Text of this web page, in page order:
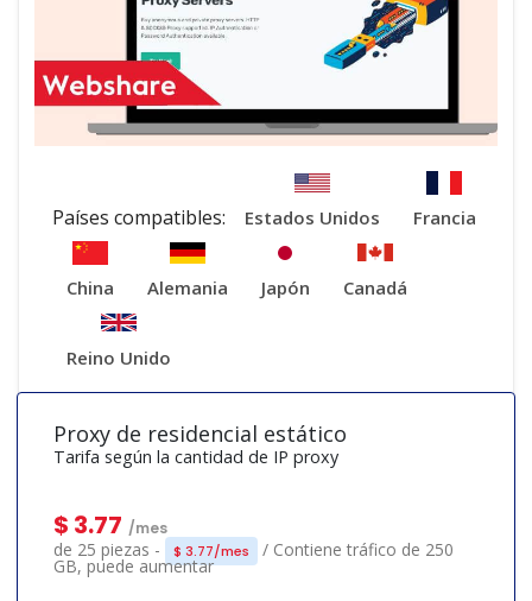
Países compatibles: Estados Unidos Francia
China Alemania Japón Canadá
Reino Unido
Proxy de residencial estático
Tarifa según la cantidad de IP proxy
$ 3.77 /mes
de 25 piezas - $ 3.77/mes / Contiene tráfico de 250
GB, puede aumentar